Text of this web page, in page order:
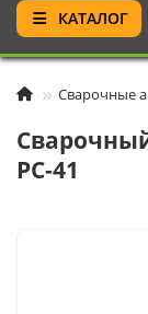
КАТАЛОГ
Сварочные
PC-41